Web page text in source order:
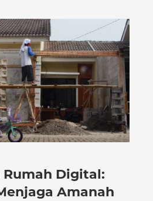
Digital:
Amanah